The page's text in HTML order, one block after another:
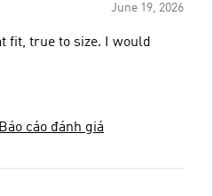
June 19, 2026
fit, true to size. I would
Báo cáo đánh giá